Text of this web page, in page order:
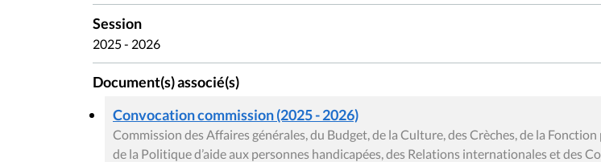
Session
2025 - 2026
Document(s) associé(s)
Convocation commission (2025 - 2026)
Commission des Affaires générales, du Budget, de la Culture, des Crèches, de la Fonction
de la Politique d’aide aux personnes handicapées, des Relations internationales et des